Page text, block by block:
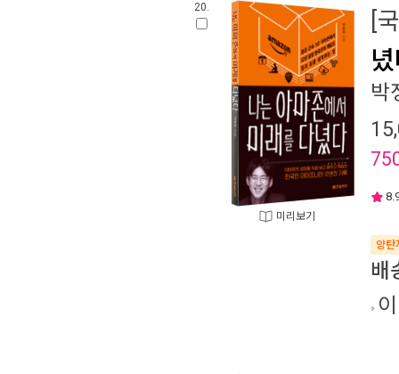
20.
미리보기
[
박
양탄
배